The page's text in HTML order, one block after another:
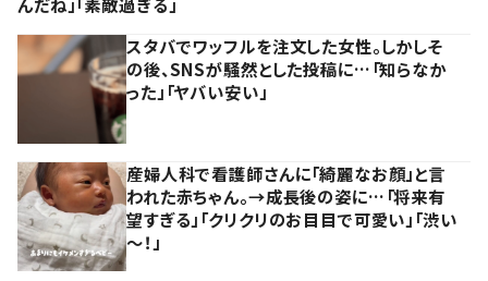
スタバでワッフルを注文した女性。しかしそ
の後、SNSが騒然とした投稿に…「知らなか
った」「ヤバい安い」
産婦人科で看護師さんに「綺麗なお顔」と言
われた赤ちゃん。→成長後の姿に…「将来有
望すぎる」「クリクリのお目目で可愛い」「渋い
～！」